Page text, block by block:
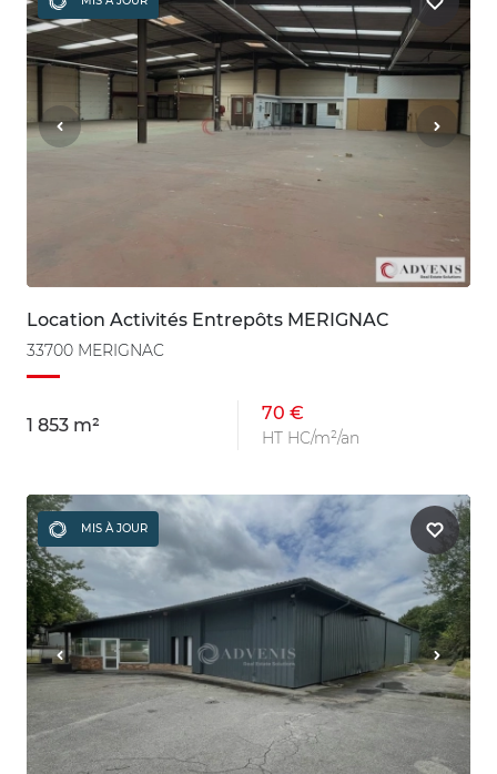
Location Activités Entrepôts MERIGNAC
33700 MERIGNAC
1 853 m²
70 €
HT HC/m²/an
MIS À JOUR